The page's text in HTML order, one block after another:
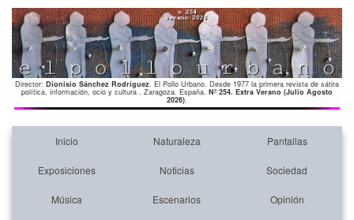
Director: Dionisio Sánchez Rodríguez. El Pollo Urbano. Desde 1977 la primera revista de sátira
política, información, ocio y cultura . Zaragoza. España. Nº 254. Extra Verano (Julio Agosto
2026).
Inicio Naturaleza Pantallas
Exposiciones Noticias Sociedad
Música Escenarios Opinión